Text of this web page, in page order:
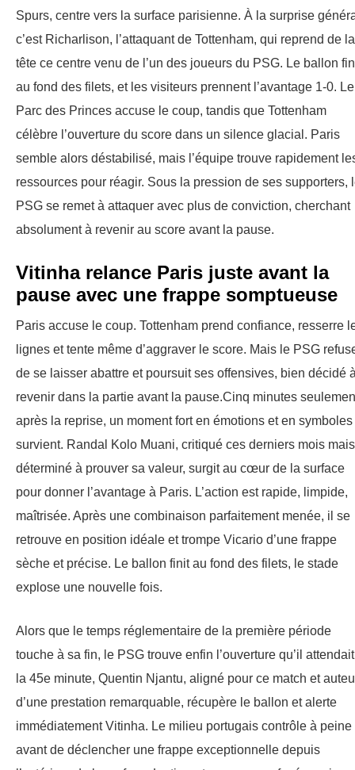
Spurs, centre vers la surface parisienne. À la surprise
c’est Richarlison, l’attaquant de Tottenham, qui reprend de la
tête ce centre venu de l’un des joueurs du PSG. Le ballon
au fond des filets, et les visiteurs prennent l’avantage 1-0. Le
Parc des Princes accuse le coup, tandis que Tottenham
célèbre l’ouverture du score dans un silence glacial. Paris
semble alors déstabilisé, mais l’équipe trouve rapidement
ressources pour réagir. Sous la pression de ses supporters,
PSG se remet à attaquer avec plus de conviction, cherchant
absolument à revenir au score avant la pause.
Vitinha relance Paris juste avant la
pause avec une frappe somptueuse
Paris accuse le coup. Tottenham prend confiance, resserre
lignes et tente même d’aggraver le score. Mais le PSG
de se laisser abattre et poursuit ses offensives, bien décidé
revenir dans la partie avant la pause.Cinq minutes
après la reprise, un moment fort en émotions et en symboles
survient. Randal Kolo Muani, critiqué ces derniers mois mais
déterminé à prouver sa valeur, surgit au cœur de la surface
pour donner l’avantage à Paris. L’action est rapide, limpide,
maîtrisée. Après une combinaison parfaitement menée, il se
retrouve en position idéale et trompe Vicario d’une frappe
sèche et précise. Le ballon finit au fond des filets, le stade
explose une nouvelle fois.
Alors que le temps réglementaire de la première période
touche à sa fin, le PSG trouve enfin l’ouverture qu’il
la 45e minute, Quentin Njantu, aligné pour ce match et
d’une prestation remarquable, récupère le ballon et alerte
immédiatement Vitinha. Le milieu portugais contrôle à peine
avant de déclencher une frappe exceptionnelle depuis